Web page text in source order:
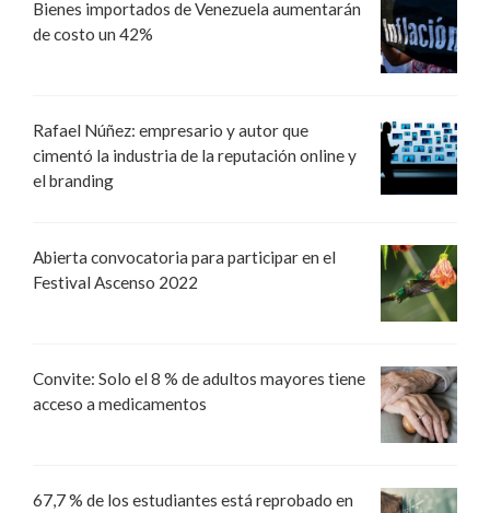
Bienes importados de Venezuela aumentarán
de costo un 42%
Rafael Núñez: empresario y autor que
cimentó la industria de la reputación online y
el branding
Abierta convocatoria para participar en el
Festival Ascenso 2022
Convite: Solo el 8 % de adultos mayores tiene
acceso a medicamentos
67,7 % de los estudiantes está reprobado en